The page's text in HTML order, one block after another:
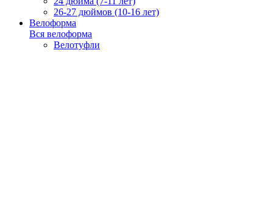
26-27 дюймов (10-16 лет)
Велоформа
Вся велоформа
Велотуфли